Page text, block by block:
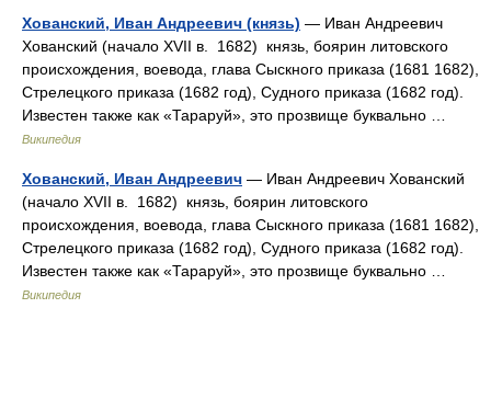
Хованский, Иван Андреевич (князь) — Иван Андреевич
Хованский (начало XVII в. 1682) князь, боярин литовского
происхождения, воевода, глава Сыскного приказа (1681 1682),
Стрелецкого приказа (1682 год), Судного приказа (1682 год).
Известен также как «Тараруй», это прозвище буквально …
Википедия
Хованский, Иван Андреевич — Иван Андреевич Хованский
(начало XVII в. 1682) князь, боярин литовского
происхождения, воевода, глава Сыскного приказа (1681 1682),
Стрелецкого приказа (1682 год), Судного приказа (1682 год).
Известен также как «Тараруй», это прозвище буквально …
Википедия